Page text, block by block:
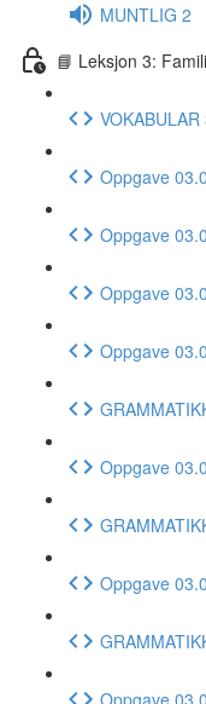
MUNTLIG 2
📘 Leksjon 3:
Oppgave
Oppgave
Oppgave
Oppgave
Oppgave
Oppgave
Oppgave